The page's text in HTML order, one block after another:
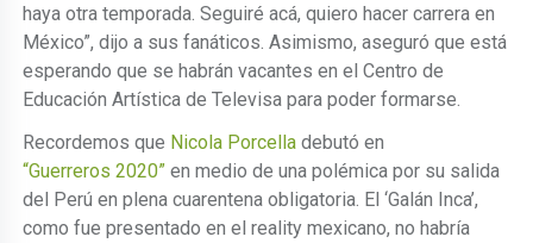
haya otra temporada. Seguiré acá, quiero hacer carrera en
México”, dijo a sus fanáticos. Asimismo, aseguró que está
esperando que se habrán vacantes en el Centro de
Educación Artística de Televisa para poder formarse.
Recordemos que Nicola Porcella debutó en
“Guerreros 2020” en medio de una polémica por su salida
del Perú en plena cuarentena obligatoria. El ‘Galán Inca’,
como fue presentado en el reality mexicano, no habría